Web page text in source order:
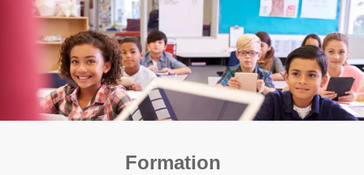
Formation